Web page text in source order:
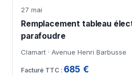
27 mai
Remplacement tableau
parafoudre
Clamart · Avenue Henri Barbusse
685 €